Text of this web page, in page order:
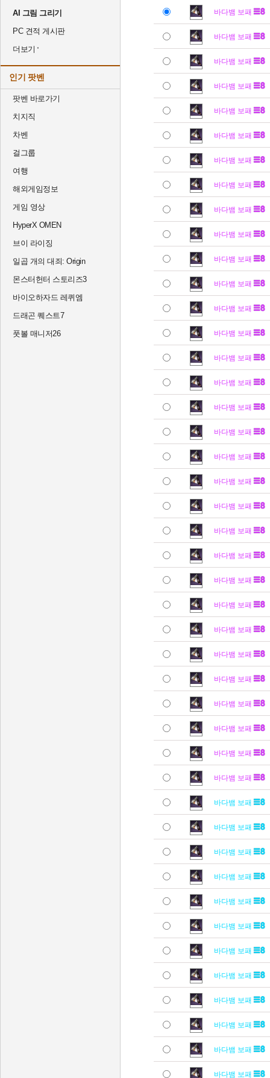
AI 그림 그리기
PC 견적 게시판
더보기
인기 팟벤
팟벤 바로가기
치지직
차벤
걸그룹
여행
해외게임정보
게임 영상
HyperX OMEN
브이 라이징
일곱 개의 대죄: Origin
몬스터헌터 스토리즈3
바이오하자드 레퀴엠
드래곤 퀘스트7
풋볼 매니저26
바다뱀 보패
바다뱀 보패
바다뱀 보패
바다뱀 보패
바다뱀 보패
바다뱀 보패
바다뱀 보패
바다뱀 보패
바다뱀 보패
바다뱀 보패
바다뱀 보패
바다뱀 보패
바다뱀 보패
바다뱀 보패
바다뱀 보패
바다뱀 보패
바다뱀 보패
바다뱀 보패
바다뱀 보패
바다뱀 보패
바다뱀 보패
바다뱀 보패
바다뱀 보패
바다뱀 보패
바다뱀 보패
바다뱀 보패
바다뱀 보패
바다뱀 보패
바다뱀 보패
바다뱀 보패
바다뱀 보패
바다뱀 보패
바다뱀 보패
바다뱀 보패
바다뱀 보패
바다뱀 보패
바다뱀 보패
바다뱀 보패
바다뱀 보패
바다뱀 보패
바다뱀 보패
바다뱀 보패
바다뱀 보패
바다뱀 보패